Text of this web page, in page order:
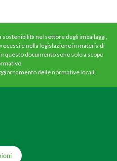
nel settore degli imballaggi,
e nella legislazione in materia di
questo documento sono solo a scopo
delle normative locali.